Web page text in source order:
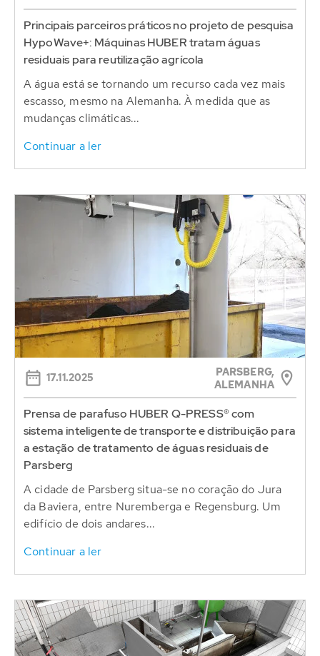
Principais parceiros práticos no projeto de pesquisa
HypoWave+: Máquinas HUBER tratam águas
residuais para reutilização agrícola
A água está se tornando um recurso cada vez mais
escasso, mesmo na Alemanha. À medida que as
mudanças climáticas...
Continuar a ler
17.11.2025
PARSBERG,
ALEMANHA
Prensa de parafuso HUBER Q-PRESS® com
sistema inteligente de transporte e distribuição para
a estação de tratamento de águas residuais de
Parsberg
A cidade de Parsberg situa-se no coração do Jura
da Baviera, entre Nuremberga e Regensburg. Um
edifício de dois andares...
Continuar a ler